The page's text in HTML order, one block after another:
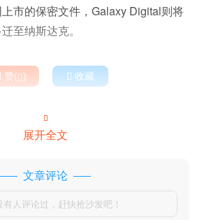
市的保密文件，Galaxy Digital则将
至纳斯达克。
赞()  收藏

展开全文
文章评论
有人评论过，赶快抢沙发吧！